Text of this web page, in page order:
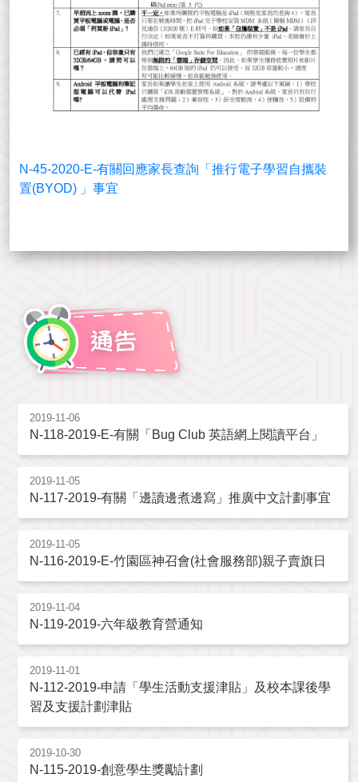
N-45-2020-E-有關回應家長查詢「推行電子學習自攜裝
置(BYOD) 」事宜
2019-11-06
N-118-2019-E-有關「Bug Club 英語網上閱讀平台」
2019-11-05
N-117-2019-有關「邊讀邊煮邊寫」推廣中文計劃事宜
2019-11-05
N-116-2019-E-竹園區神召會(社會服務部)親子賣旗日
2019-11-04
N-119-2019-六年級教育營通知
2019-11-01
N-112-2019-申請「學生活動支援津貼」及校本課後學
習及支援計劃津貼
2019-10-30
N-115-2019-創意學生獎勵計劃